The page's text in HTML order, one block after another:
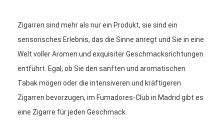
Zigarren sind mehr als nur ein Produkt, sie sind ein
sensorisches Erlebnis, das die Sinne anregt und Sie in eine
Welt voller Aromen und exquisiter Geschmacksrichtungen
entführt. Egal, ob Sie den sanften und aromatischen
Tabak mögen oder die intensiveren und kräftigeren
Zigarren bevorzugen, im Fumadores-Club in Madrid gibt es
eine Zigarre für jeden Geschmack.